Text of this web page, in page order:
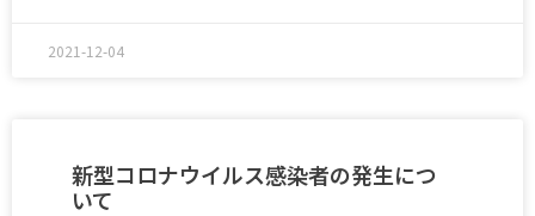
2021-12-04
新型コロナウイルス感染者の発生につ
いて